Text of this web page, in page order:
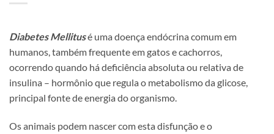
Diabetes Mellitusé uma doença endócrina comum em
humanos, também frequente em gatos e cachorros,
ocorrendo quando há deficiência absoluta ou relativa de
insulina – hormônio que regula o metabolismo da glicose,
principal fonte de energia do organismo.
Os animais podem nascer com esta disfunção e o